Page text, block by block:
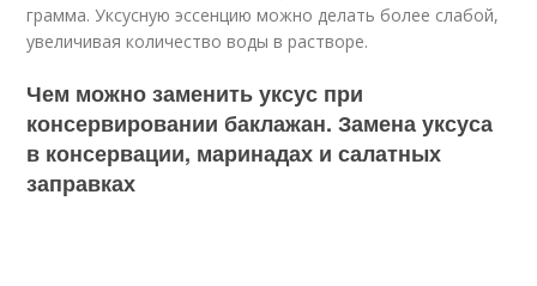
грамма. Уксусную эссенцию можно делать более слабой,
увеличивая количество воды в растворе.
Чем можно заменить уксус при
консервировании баклажан. Замена уксуса
в консервации, маринадах и салатных
заправках